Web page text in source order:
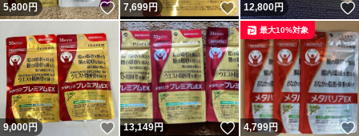
5,800円 いいね！
7,699円 いいね！
12,800円
9,000円 いいね！
13,149円 いいね！
4,799円
最大10%対象